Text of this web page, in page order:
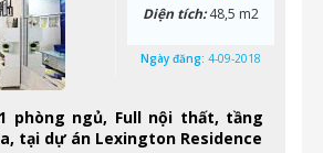
phòng ngủ, Full nội thất, tầng
tại dự án Lexington Residence
Diện tích:48,5 m2
Ngày đăng: 4-09-2018